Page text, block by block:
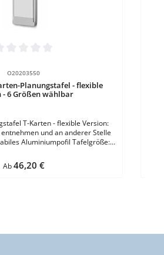
O20203550
Planungstafel - flexible
- 6 Größen wählbar
T-Karten - flexible Version:
und an anderer Stelle
Aluminiumpofil Tafelgröße: B
Kunststoffträger - mineral
extrem biegefähig
Regulärer Preis:
Ab46,20 €